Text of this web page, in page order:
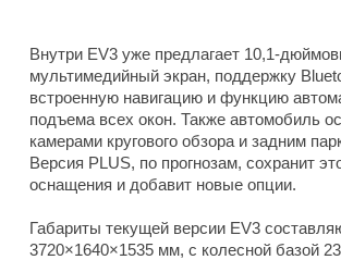
Внутри EV3 уже предлагает 10,1-
мультимедийный экран, поддержку
встроенную навигацию и функцию
подъема всех окон. Также автомобиль
камерами кругового обзора и задним
Версия PLUS, по прогнозам, сохранит
оснащения и добавит новые опции.
Габариты текущей версии EV3
3720×1640×1535 мм, с колесной базой